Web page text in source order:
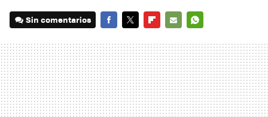
Sin comentarios
MAIL